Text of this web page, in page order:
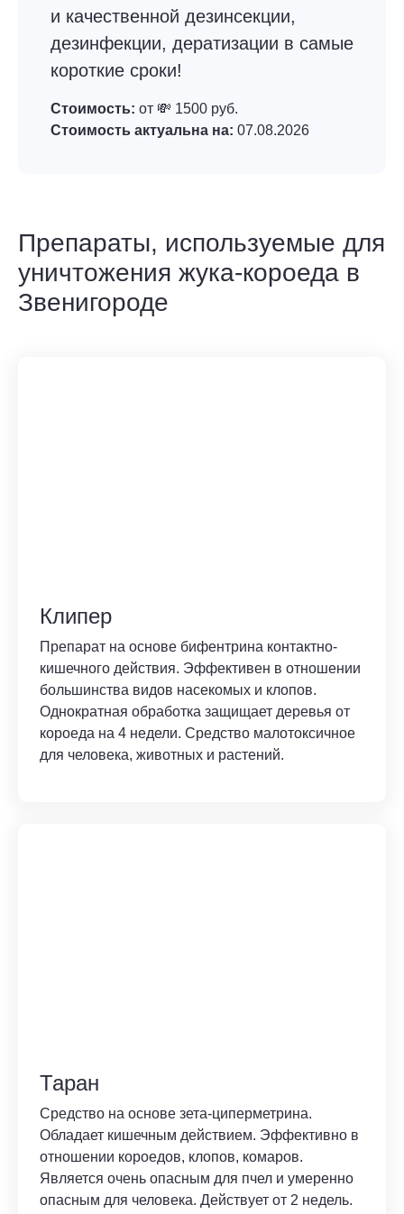
и качественной дезинсекции,
дезинфекции, дератизации в самые
короткие сроки!
Стоимость: от 💸 1500 руб.
Стоимость актуальна на: 07.08.2026
Препараты, используемые для
уничтожения жука-короеда в
Звенигороде
Клипер
Препарат на основе бифентрина контактно-
кишечного действия. Эффективен в отношении
большинства видов насекомых и клопов.
Однократная обработка защищает деревья от
короеда на 4 недели. Средство малотоксичное
для человека, животных и растений.
Таран
Средство на основе зета-циперметрина.
Обладает кишечным действием. Эффективно в
отношении короедов, клопов, комаров.
Является очень опасным для пчел и умеренно
опасным для человека. Действует от 2 недель.